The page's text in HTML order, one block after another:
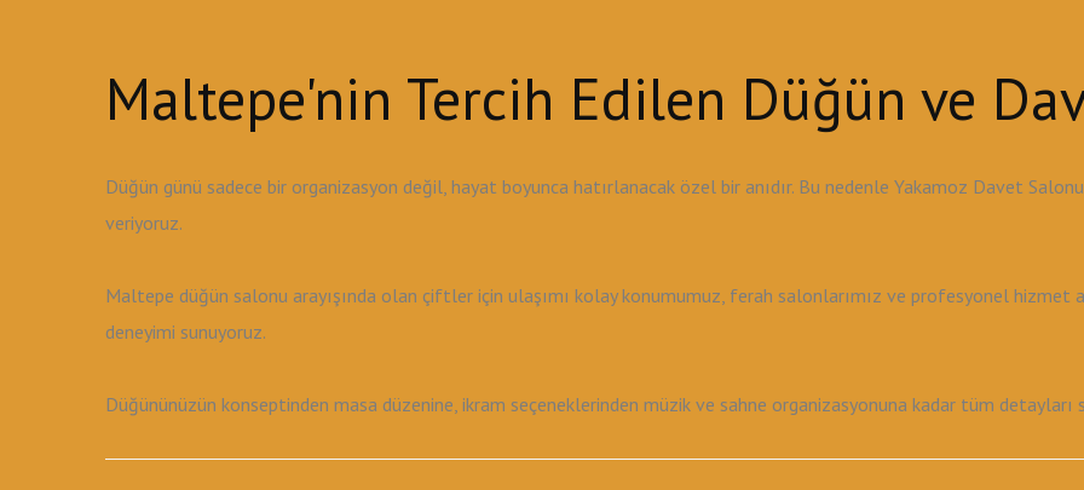
Maltepe'nin Tercih Edilen Düğün ve
Düğün günü sadece bir organizasyon değil, hayat boyunca hatırlanacak özel bir anıdır. Bu nedenle Yakamoz Davet
veriyoruz.
Maltepe düğün salonu arayışında olan çiftler için ulaşımı kolay konumumuz, ferah salonlarımız ve profesyonel
deneyimi sunuyoruz.
Düğününüzün konseptinden masa düzenine, ikram seçeneklerinden müzik ve sahne organizasyonuna kadar tüm